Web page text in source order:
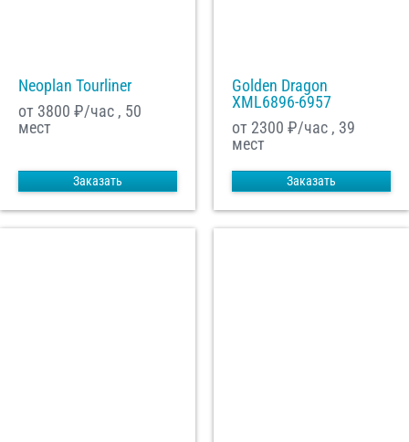
Neoplan Tourliner
от 3800 ₽/час , 50
мест
Заказать
Golden Dragon
XML6896-6957
от 2300 ₽/час , 39
мест
Заказать